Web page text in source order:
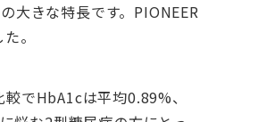
大きな特長です。PIONEER
。
でHbA1cは平均0.89%、